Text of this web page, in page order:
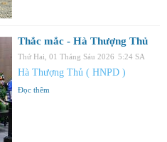
Thắc mắc - Hà Thượng Thủ
Thứ Hai, 01 Tháng Sáu 2026 5:24 SA
Hà Thượng Thủ ( HNPD )
Đọc thêm